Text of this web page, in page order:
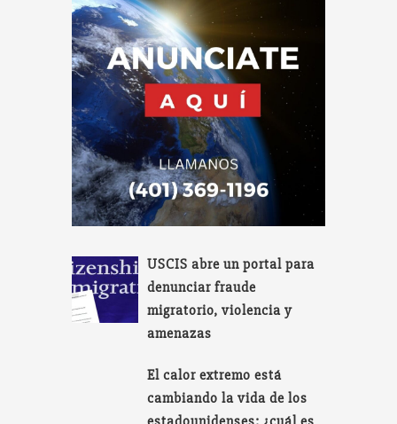
USCIS abre un portal para
denunciar fraude
migratorio, violencia y
amenazas
El calor extremo está
cambiando la vida de los